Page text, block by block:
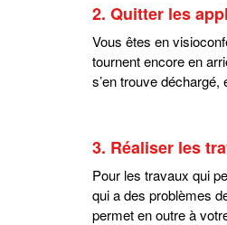
2. Quitter les
Vous êtes en
tournent encore en
s’en trouve
3. Réaliser les
Pour les travaux qui
qui a des problèmes
permet en outre à